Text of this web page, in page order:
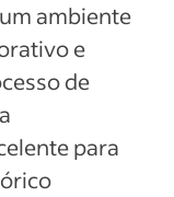
ambiente
e
de
para